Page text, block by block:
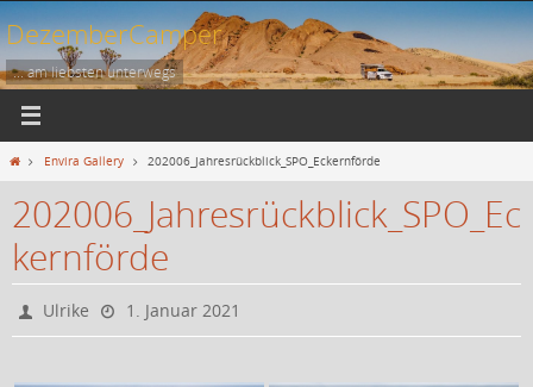
Zum
Inhalt
springen
DezemberCamper
... am liebsten unterwegs
StartEnvira Gallery 202006_Jahresrückblick_SPO_Eckernförde
202006_Jahresrückblick_SPO_Ec
kernförde
Ulrike 1. Januar 2021